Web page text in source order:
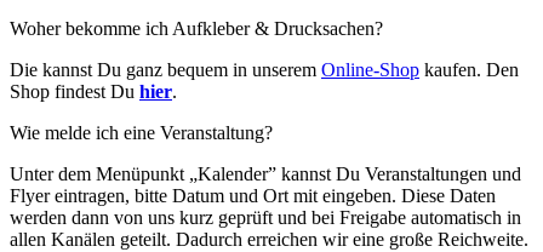
Woher bekomme ich Aufkleber & Drucksachen?
Die kannst Du ganz bequem in unserem Online-Shop kaufen. Den
Shop findest Du hier.
Wie melde ich eine Veranstaltung?
Unter dem Menüpunkt „Kalender” kannst Du Veranstaltungen und
Flyer eintragen, bitte Datum und Ort mit eingeben. Diese Daten
werden dann von uns kurz geprüft und bei Freigabe automatisch in
allen Kanälen geteilt. Dadurch erreichen wir eine große Reichweite.